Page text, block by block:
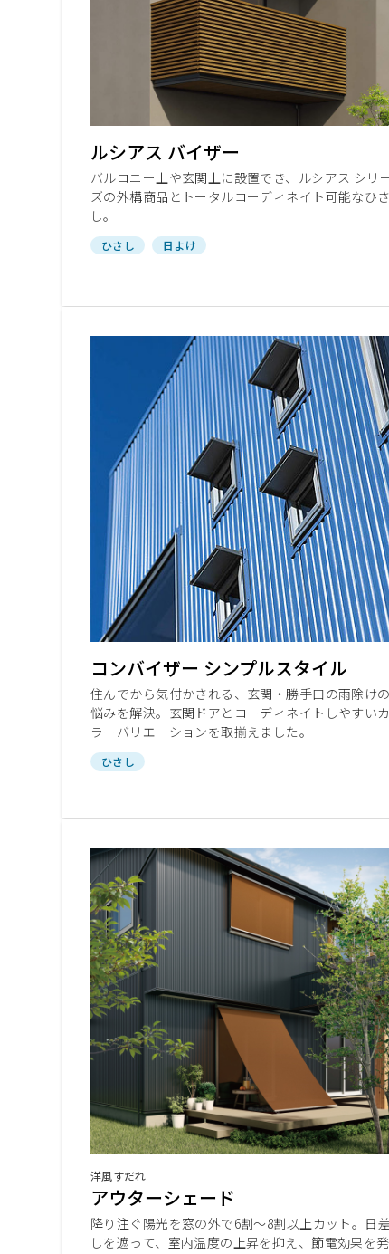
おうち de ショールーム
ルシアス バイザー
バルコニー上や玄関上に設置でき、ルシアス シリ
ズの外構商品とトータルコーディネイト可能なひさ
し。
ひさし 日よけ
コンバイザー シンプルスタイル
住んでから気付かされる、玄関・勝手口の雨除けの
悩みを解決。玄関ドアとコーディネイトしやすいカ
ラーバリエーションを取揃えました。
ひさし
洋風すだれ
アウターシェード
降り注ぐ陽光を窓の外で6割～8割以上カット。日差
しを遮って、室内温度の上昇を抑え、節電効果を発